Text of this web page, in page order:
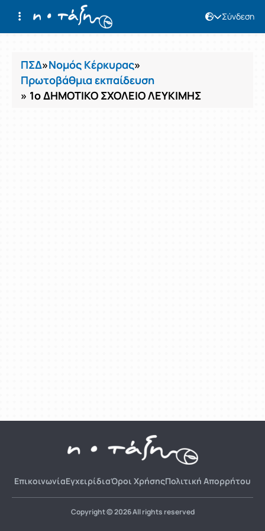
Σύνδεση
Μαθήματα
ΠΣΔ»Νομός Κέρκυρας»
Πρωτοβάθμια εκπαίδευση
» 1ο ΔΗΜΟΤΙΚΟ ΣΧΟΛΕΙΟ ΛΕΥΚΙΜΗΣ
ΕπικοινωνίαΕγχειρίδιαΌροι ΧρήσηςΠολιτική Απορρήτου
Copyright © 2026 All rights reserved